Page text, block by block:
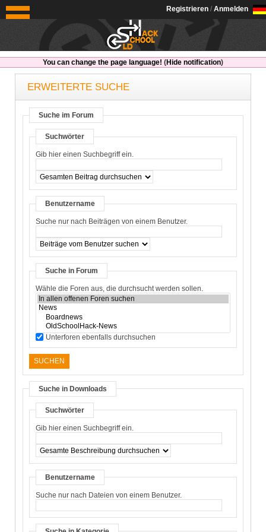
OldSchoolHack
Registrieren / Anmelden
You can change the page language! (Hide notification)
ERWEITERTE SUCHE
Suche im Forum
Suchwörter
Gib hier einen Suchbegriff ein.
Benutzername
Suche nur nach Beiträgen von einem Benutzer.
Suche in Forum
Wähle die Foren aus, die durchsucht werden sollen.
Unterforen ebenfalls durchsuchen
Suche in Downloads
Suchwörter
Gib hier einen Suchbegriff ein.
Benutzername
Suche nur nach Dateien von einem Benutzer.